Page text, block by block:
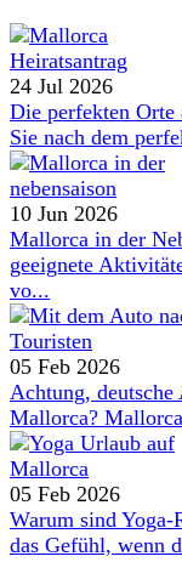
24 Jul 2026
Die perfekten
Sie nach dem
10 Jun 2026
Mallorca in der
geeignete
vo...
05 Feb 2026
Achtung,
Mallorca?
05 Feb 2026
Warum sind
das Gefühl, wenn